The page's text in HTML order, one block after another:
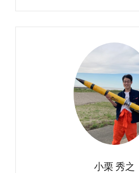
小栗 秀之